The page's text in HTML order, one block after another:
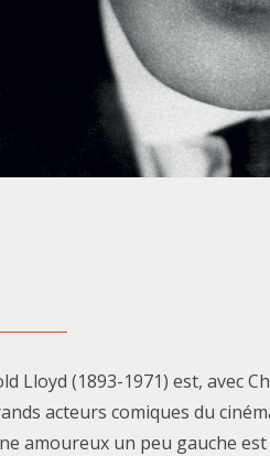
Lloyd (1893-1971) est, avec
acteurs comiques du
amoureux un peu gauche